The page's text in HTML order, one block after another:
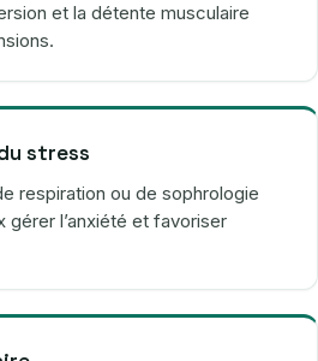
et la détente musculaire
stress
respiration ou de sophrologie
gérer l’anxiété et favoriser